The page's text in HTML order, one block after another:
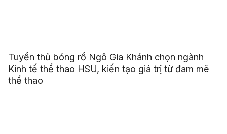
Tuyển thủ bóng rổ Ngô Gia Khánh chọn ngành
Kinh tế thể thao HSU, kiến tạo giá trị từ đam mê
thể thao